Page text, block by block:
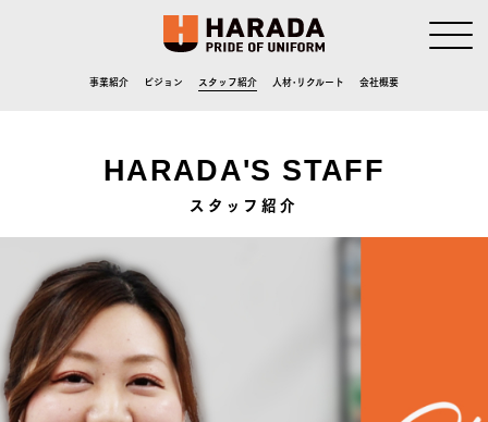
事業紹介 ビジョン スタッフ紹介 人材･リクルート 会社概要
HARADA'S STAFF
スタッフ紹介